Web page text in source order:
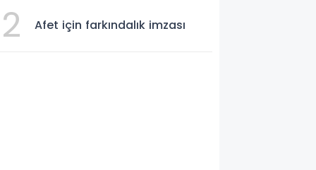
2 Afet için farkındalık imzası